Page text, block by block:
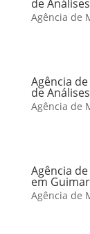
de
Agência de
Agência
de
Agência de
Agência
em
Agência de